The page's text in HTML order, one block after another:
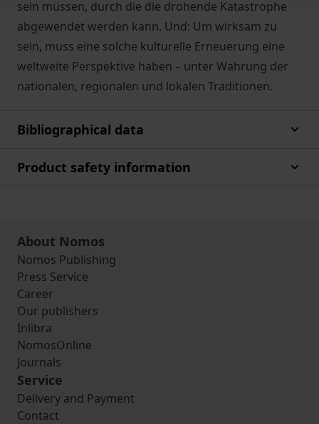
sein müssen, durch die die drohende Katastrophe
abgewendet werden kann. Und: Um wirksam zu
sein, muss eine solche kulturelle Erneuerung eine
weltweite Perspektive haben – unter Wahrung der
nationalen, regionalen und lokalen Traditionen.
Bibliographical data
Product safety information
About Nomos
Nomos Publishing
Press Service
Career
Our publishers
Inlibra
NomosOnline
Journals
Service
Delivery and Payment
Contact